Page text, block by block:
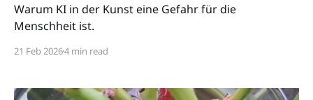
Warum KI in der Kunst eine Gefahr für die
Menschheit ist.
21 Feb 20264 min read